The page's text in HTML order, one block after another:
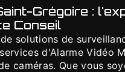
Grégoire :
Conseil
solutions de
d'Alarme Vidéo
caméras. Que vous